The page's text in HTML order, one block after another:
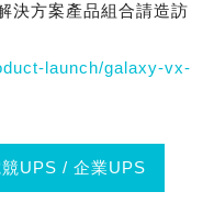
決方案產品組合請造訪
launch/galaxy-vx-
UPS / 企業UPS